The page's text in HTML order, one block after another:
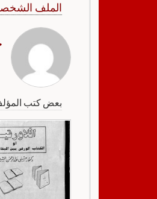
الملف
بعض كتب